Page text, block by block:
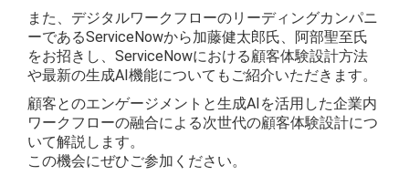
また、デジタルワークフローのリーディングカンパニ
ーであるServiceNowから加藤健太郎氏、阿部聖至氏
をお招きし、ServiceNowにおける顧客体験設計方法
や最新の生成AI機能についてもご紹介いただきます。
顧客とのエンゲージメントと生成AIを活用した企業内
ワークフローの融合による次世代の顧客体験設計につ
いて解説します。
この機会にぜひご参加ください。